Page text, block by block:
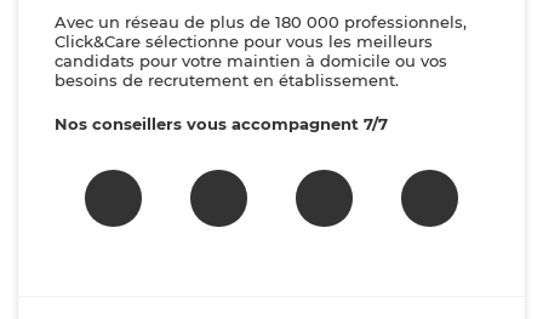
Avec un réseau de plus de 180 000 professionnels,
Click&Care sélectionne pour vous les meilleurs
candidats pour votre maintien à domicile ou vos
besoins de recrutement en établissement.
Nos conseillers vous accompagnent 7/7